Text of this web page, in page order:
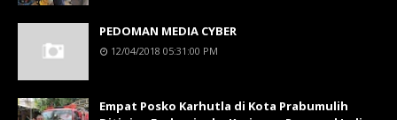
PEDOMAN MEDIA CYBER
12/04/2018 05:31:00 PM
Empat Posko Karhutla di Kota Prabumulih